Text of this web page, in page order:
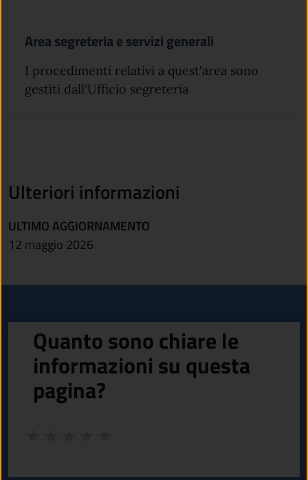
Area segreteria e servizi generali
I procedimenti relativi a quest'area sono
gestiti dall'Ufficio segreteria
Ulteriori informazioni
ULTIMO AGGIORNAMENTO
12 maggio 2026
Quanto sono chiare le
informazioni su questa
pagina?